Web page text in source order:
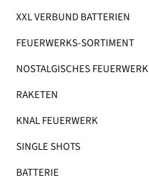
XXL VERBUND BATTERIEN
FEUERWERKS-SORTIMENT
NOSTALGISCHES FEUERWERK
RAKETEN
KNAL FEUERWERK
SINGLE SHOTS
BATTERIE